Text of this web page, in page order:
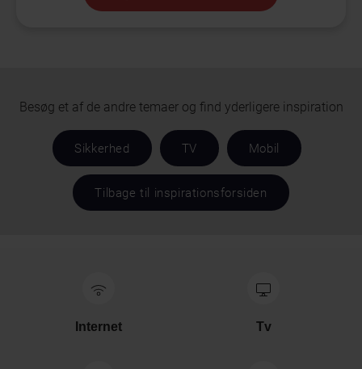
Besøg et af de andre temaer og find yderligere inspiration
Sikkerhed TV Mobil
Tilbage til inspirationsforsiden
Internet Tv